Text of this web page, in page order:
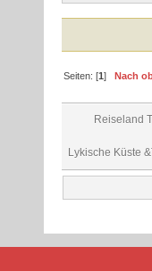
Seiten: [1]Nach
Reiseland
Lykische Küste